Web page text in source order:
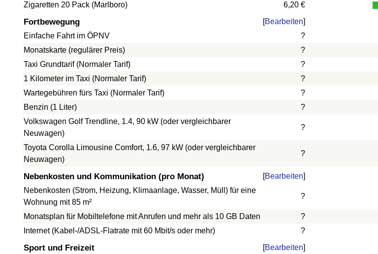
Zigaretten 20 Pack (Marlboro)
6,20 €
Fortbewegung [Bearbeiten]
Einfache Fahrt im ÖPNV
?
Monatskarte (regulärer Preis)
?
Taxi Grundtarif (Normaler Tarif)
?
1 Kilometer im Taxi (Normaler Tarif)
?
Wartegebühren fürs Taxi (Normaler Tarif)
?
Benzin (1 Liter)
?
Volkswagen Golf Trendline, 1.4, 90 kW (oder vergleichbarer
Neuwagen)
?
Toyota Corolla Limousine Comfort, 1.6, 97 kW (oder vergleichbarer
Neuwagen)
?
Nebenkosten und Kommunikation (pro Monat) [Bearbeiten]
Nebenkosten (Strom, Heizung, Klimaanlage, Wasser, Müll) für eine
Wohnung mit 85 m²
?
Monatsplan für Mobiltelefone mit Anrufen und mehr als 10 GB Daten
?
Internet (Kabel-/ADSL-Flatrate mit 60 Mbit/s oder mehr)
?
Sport und Freizeit [Bearbeiten]